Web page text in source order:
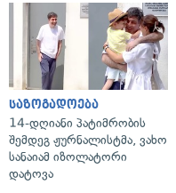
საზოგადოება
14-დღიანი პატიმრობის
შემდეგ ჟურნალისტმა, ვახო
სანაიამ იზოლატორი
დატოვა